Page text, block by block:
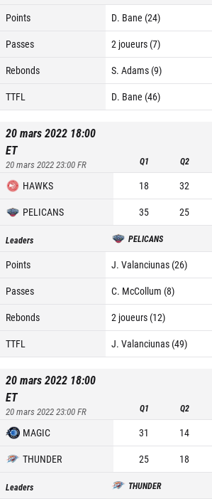
Points D. Bane (24)
Passes
2 joueurs (7)
Rebonds
S. Adams (9)
TTFL
D. Bane (46)
20 mars 2022 18:00
ET
20 mars 2022 23:00FR Q1 Q2
HAWKS 18 32
PELICANS
35 25
Leaders PELICANS
Points J. Valanciunas (26)
Passes
C. McCollum (8)
Rebonds
2 joueurs (12)
TTFL
J. Valanciunas (49)
20 mars 2022 18:00
ET
20 mars 2022 23:00FR Q1 Q2
MAGIC 31 14
THUNDER
25 18
Leaders THUNDER